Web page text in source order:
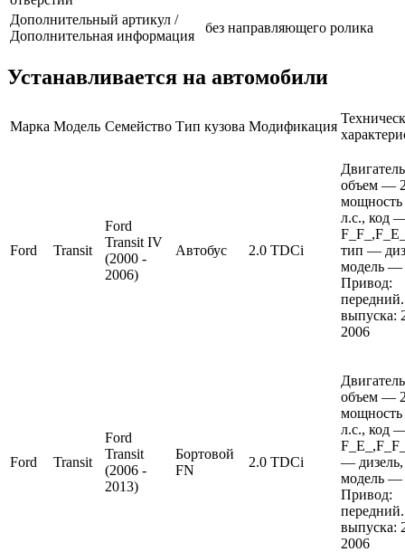
Дополнительный артикул /
Дополнительная информация
без направляющего ролика
Устанавливается на автомобили
Марка Модель Семейство Тип кузова Модификация
Ford Transit
Ford
Transit IV
(2000 -
2006)
Автобус 2.0 TDCi
объем —
л.с., код
тип —
модель —
Привод:
выпуска:
2006
Ford Transit
Ford
Transit
(2006 -
2013)
Бортовой
FN
2.0 TDCi
объем —
л.с., код
— дизель,
модель —
Привод:
выпуска:
2006